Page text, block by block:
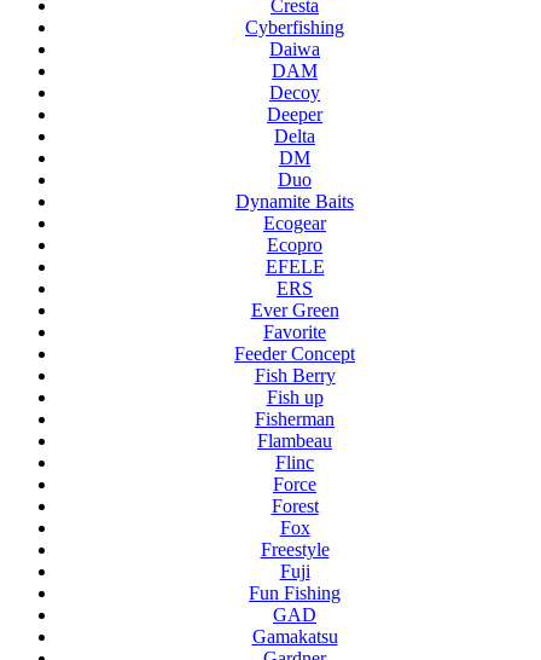
Cresta
Cyberfishing
Daiwa
DAM
Decoy
Deeper
Delta
DM
Duo
Dynamite Baits
Ecogear
Ecopro
EFELE
ERS
Ever Green
Favorite
Feeder Concept
Fish Berry
Fish up
Fisherman
Flambeau
Flinc
Force
Forest
Fox
Freestyle
Fuji
Fun Fishing
GAD
Gamakatsu